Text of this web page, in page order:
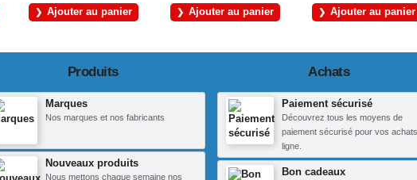
Ajouter au panier Ajouter au panier Ajouter au panier
Produits
Marques
Nos marques et nos fabricants
Nouveaux produits
Nous mettons chaque semaine nos
Achats
Paiement sécurisé
Découvrez tous les moyens de
paiement sécurisé pour vos
ligne.
Bon cadeaux